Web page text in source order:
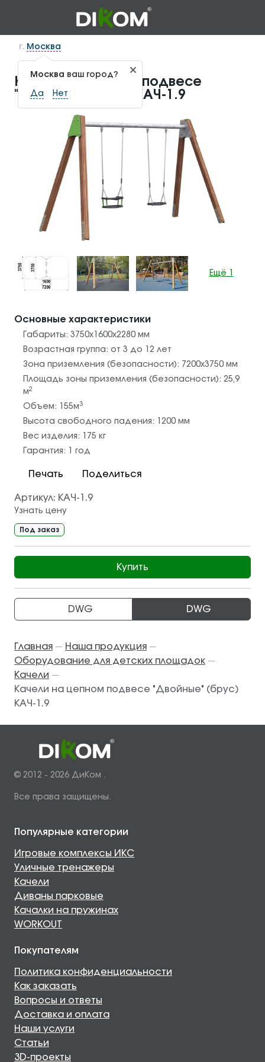
г. Москва
Москва ваш город?
Да Нет
Качели на цепном подвесе
"Двойные" (брус) КАЧ-1.9
Ещё 1
Основные характеристики
Габариты: 3750х1600х2280 мм
Возрастная группа: от 3 до 12 лет
Зона приземления (безопасности): 7200х3750 мм
Площадь зоны приземления (безопасности): 25,9
м2
Объем: 155м3
Высота свободного падения: 1200мм
Вес изделия:
175 кг
Гарантия:
1 год
Печать Поделиться
Артикул: КАЧ-1.9
Узнать цену
Под заказ
Купить
DWG DWG
Главная — Наша продукция —
Оборудование для детских площадок —
Качели —
Качели на цепном подвесе "Двойные" (брус)
КАЧ-1.9
© 2012 - 2026 ДиКом .
Все права защищены.
Популярные категории
Игровые комплексы ИКС
Уличные тренажеры
Качели
Диваны парковые
Качалки на пружинах
WORKOUT
Покупателям
Политика конфиденциальности
Как заказать
Вопросы и ответы
Доставка и оплата
Наши услуги
Статьи
3D-проекты